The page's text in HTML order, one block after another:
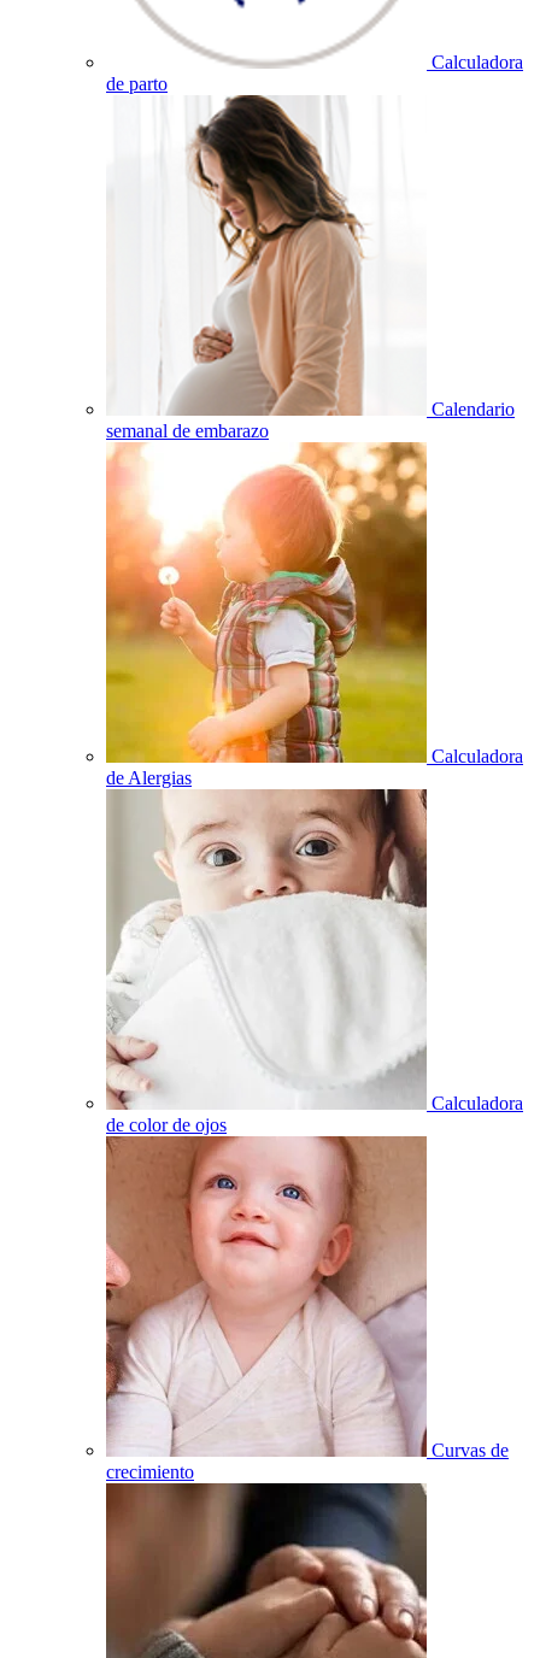
Calculadora
de parto
Calendario
semanal de embarazo
Calculadora
de Alergias
Calculadora
de color de ojos
Curvas de
crecimiento